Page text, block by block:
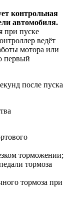
контрольная
автомобиля.
при пуске
ведёт
мотора или
первый
после пуска
торможении;
тормоза
тормоза при